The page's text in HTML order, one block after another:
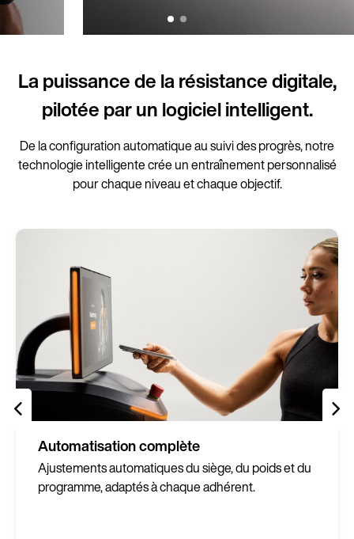
La puissance de la résistance digitale,
pilotée par un logiciel intelligent.
De la configuration automatique au suivi des progrès, notre
technologie intelligente crée un entraînement personnalisé
pour chaque niveau et chaque objectif.
Automatisation complète
Ajustements automatiques du siège, du poids et du
programme, adaptés à chaque adhérent.